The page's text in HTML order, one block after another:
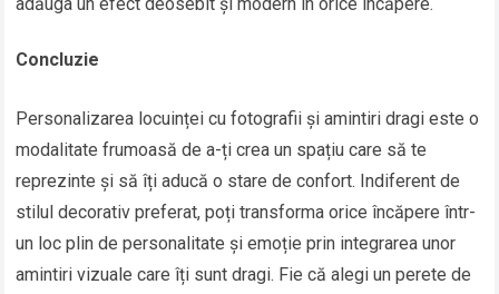
adăuga un efect deosebit și modern în orice încăpere.
Concluzie
Personalizarea locuinței cu fotografii și amintiri dragi este o
modalitate frumoasă de a-ți crea un spațiu care să te
reprezinte și să îți aducă o stare de confort. Indiferent de
stilul decorativ preferat, poți transforma orice încăpere într-
un loc plin de personalitate și emoție prin integrarea unor
amintiri vizuale care îți sunt dragi. Fie că alegi un perete de